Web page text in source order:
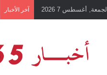
الجمعة, أغسطس 7 2026 آخر الأخبار